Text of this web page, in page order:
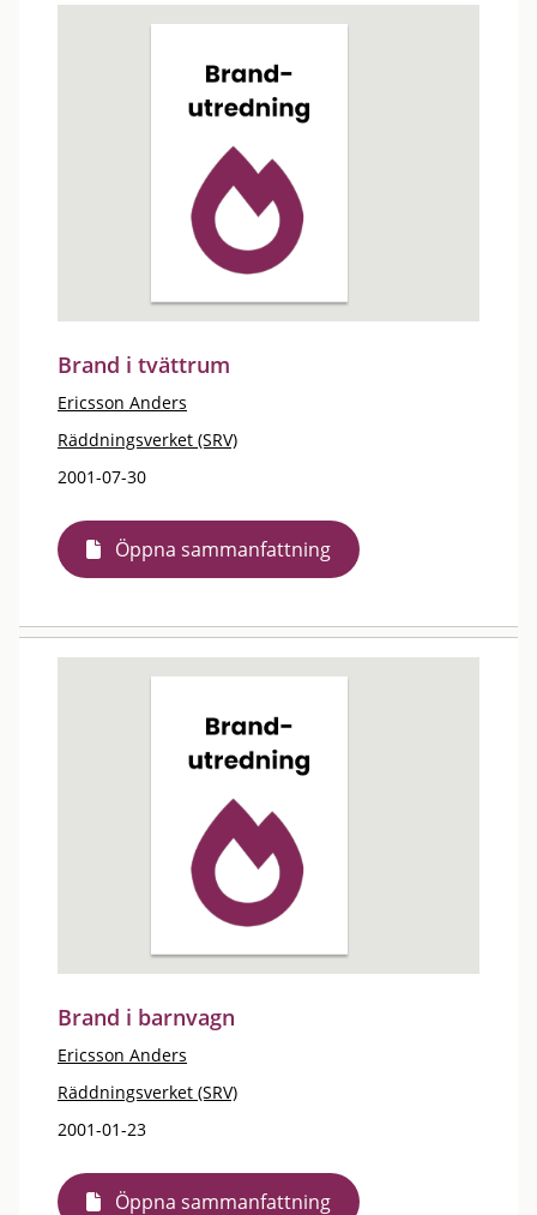
Brand i tvättrum
Ericsson Anders
Räddningsverket (SRV)
2001-07-30
Öppna sammanfattning
Brand i barnvagn
Ericsson Anders
Räddningsverket (SRV)
2001-01-23
Öppna sammanfattning